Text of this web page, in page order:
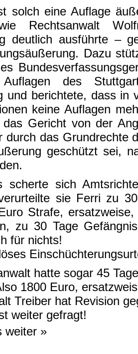
solch eine Auflage
Rechtsanwalt
deutlich ausführte –
Dazu
Auflagen des
und berichtete, dass in
keine Auflagen
Gericht von der
durch das Grundrechte
geschützt sei,
scherte sich
sie Ferri zu
Strafe,
zu 30 Tage
für nichts!
hatte sogar 45
1800 Euro,
Treiber hat Revision
weiter gefragt!
weiter »